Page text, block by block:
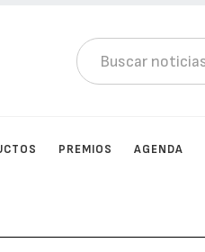
PREMIOS AGENDA